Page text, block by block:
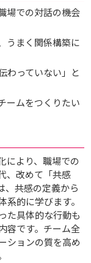
場での対話の機会
うまく関係構築に
わっていない」と
ームをつくりたい
により、職場での
、改めて「共感
、共感の定義から
的に学びます。
た具体的な行動も
容です。チーム全
ションの質を高め